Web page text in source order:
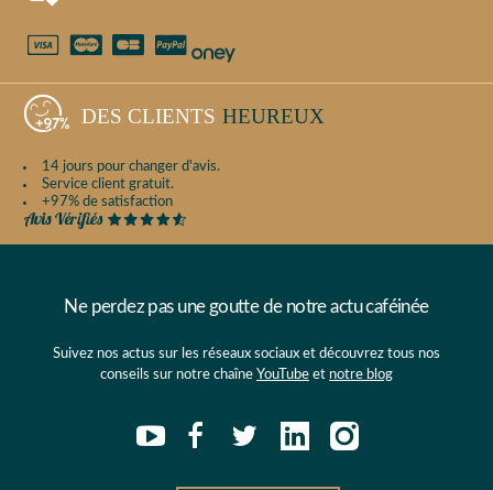
DES CLIENTS HEUREUX
14 jours pour changer d'avis.
Service client gratuit.
+97% de satisfaction
Ne perdez pas une goutte de notre actu caféinée
Suivez nos actus sur les réseaux sociaux et découvrez tous nos
conseils sur notre chaîne YouTube et notre blog